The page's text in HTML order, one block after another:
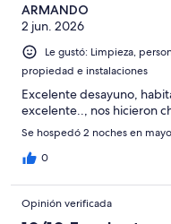
ARMANDO
2 jun. 2026
Le gustó: Limpieza,
propiedad e instalaciones
Excelente desayuno,
excelente.., nos hicieron
Se hospedó 2 noches en
0
Opinión verificada